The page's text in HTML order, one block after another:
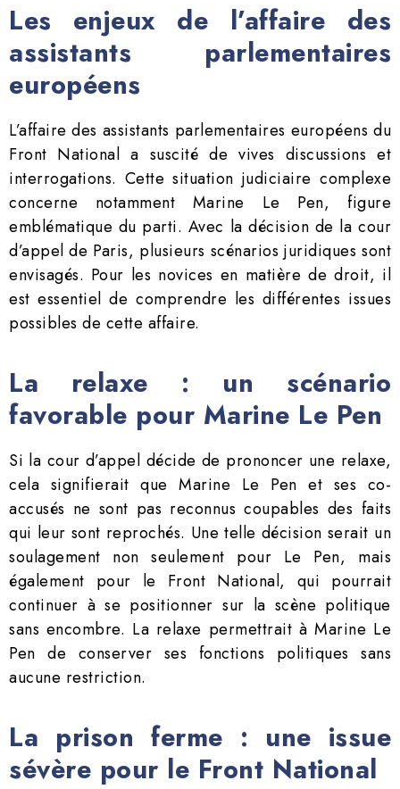
Les enjeux de l’affaire des
assistants parlementaires
européens
L’affaire des assistants parlementaires européens du
Front National a suscité de vives discussions et
interrogations. Cette situation judiciaire complexe
concerne notamment Marine Le Pen, figure
emblématique du parti. Avec la décision de la cour
d’appel de Paris, plusieurs scénarios juridiques sont
envisagés. Pour les novices en matière de droit, il
est essentiel de comprendre les différentes issues
possibles de cette affaire.
La relaxe : un scénario
favorable pour Marine Le Pen
Si la cour d’appel décide de prononcer une relaxe,
cela signifierait que Marine Le Pen et ses co-
accusés ne sont pas reconnus coupables des faits
qui leur sont reprochés. Une telle décision serait un
soulagement non seulement pour Le Pen, mais
également pour le Front National, qui pourrait
continuer à se positionner sur la scène politique
sans encombre. La relaxe permettrait à Marine Le
Pen de conserver ses fonctions politiques sans
aucune restriction.
La prison ferme : une issue
sévère pour le Front National